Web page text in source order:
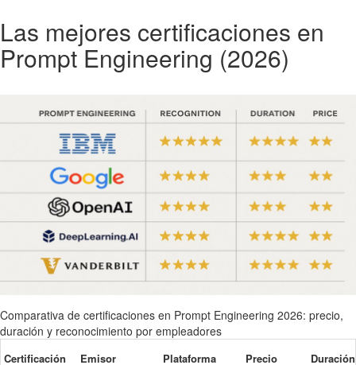
Las mejores certificaciones en
Prompt Engineering (2026)
Comparativa de certificaciones en Prompt Engineering 2026: precio,
duración y reconocimiento por empleadores
Certificación Emisor Plataforma Precio Duración